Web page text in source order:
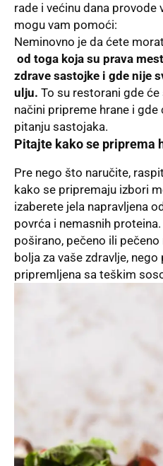
rade i većinu dana provode
mogu vam pomoći:
Neminovno je da ćete
od toga koja su prava
zdrave sastojke i gde nije
ulju. To su restorani gde
načini pripreme hrane i
pitanju sastojaka.
Pitajte kako se priprema
Pre nego što naručite,
kako se pripremaju izbori
izaberete jela napravljena
povrća i nemasnih
poširano, pečeno ili
bolja za vaše zdravlje, nego
pripremljena sa teškim